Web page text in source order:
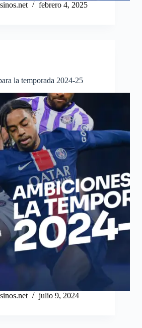
febrero 4, 2025
la temporada 2024-25
julio 9, 2024